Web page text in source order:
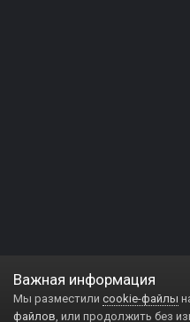
Важная информация
Мы разместили cookie-файлы
файлов, или продолжить без